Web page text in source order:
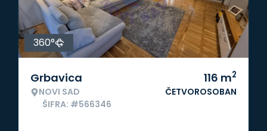
360°
Grbavica
NOVI SAD
ŠIFRA: #566346
116 m2
ČETVOROSOBAN